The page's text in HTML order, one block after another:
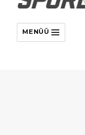
MENÜÜ